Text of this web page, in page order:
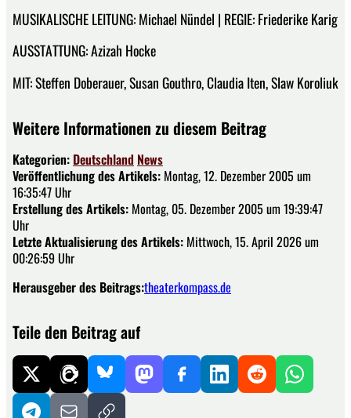
MUSIKALISCHE LEITUNG: Michael Nündel | REGIE: Friederike Karig
AUSSTATTUNG: Azizah Hocke
MIT: Steffen Doberauer, Susan Gouthro, Claudia Iten, Slaw Koroliuk
Weitere Informationen zu diesem Beitrag
Kategorien: Deutschland News
Veröffentlichung des Artikels: Montag, 12. Dezember 2005 um
16:35:47 Uhr
Erstellung des Artikels: Montag, 05. Dezember 2005 um 19:39:47
Uhr
Letzte Aktualisierung des Artikels: Mittwoch, 15. April 2026 um
00:26:59 Uhr
Herausgeber des Beitrags:theaterkompass.de
Teile den Beitrag auf